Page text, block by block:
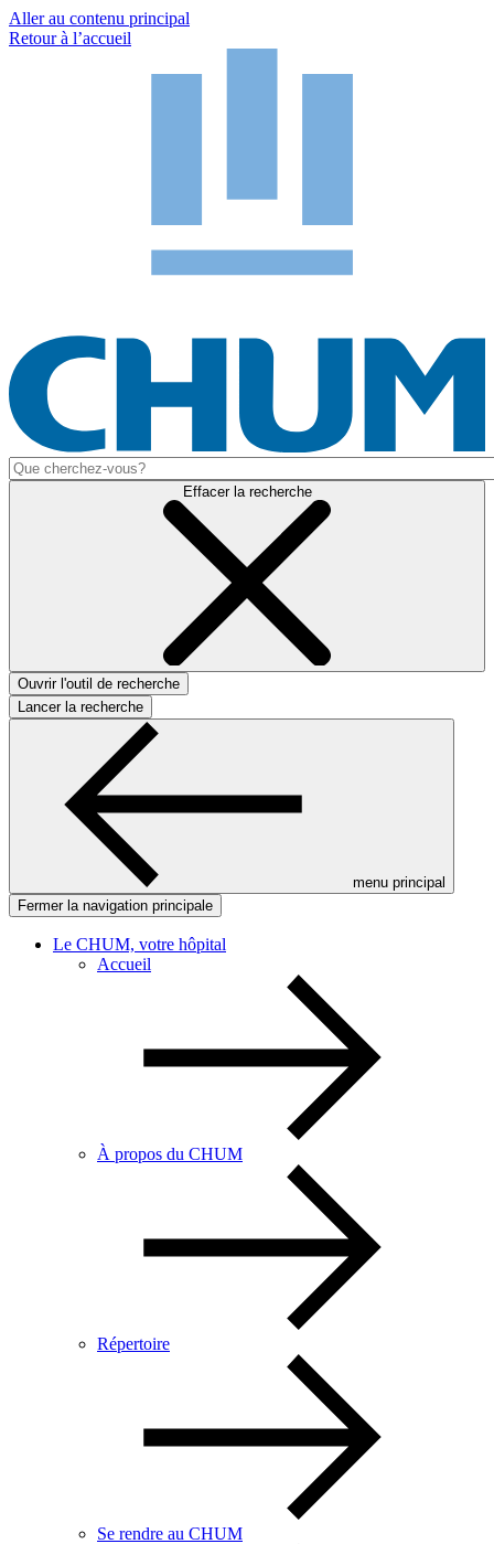
Aller au contenu principal
Retour à l’accueil
Effacer la recherche
Ouvrir l'outil de recherche
Lancer la recherche
menu principal
Fermer la navigation principale
Le CHUM, votre hôpital
Accueil
À propos du CHUM
Répertoire
Se rendre au CHUM